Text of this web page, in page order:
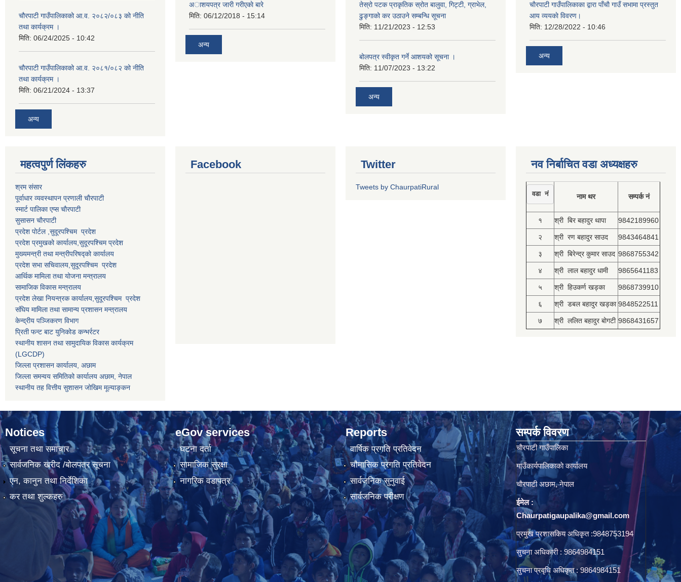
चौरपाटी गाउँपालिकाको आ.व. २०८२/०८३ को नीति
तथा कार्यक्रम ।
मिति: 06/24/2025 - 10:42
चौरपाटी गाउँपालिकाको आ.व. २०८१/०८२ को नीति
तथा कार्यक्रम ।
मिति: 06/21/2024 - 13:37
अन्य
अाशयपत्र जारी गरीएकाे बारे
मिति: 06/12/2018 - 15:14
अन्य
तेस्रो पटक प्राकृतिक स्रोत बालुवा, गिट्टी, ग्राभेल,
ढुङ्गाको कर उठाउने सम्बन्धि सूचना
मिति: 11/21/2023 - 12:53
बोलपत्र स्वीकृत गर्ने आशयको सूचना ।
मिति: 11/07/2023 - 13:22
अन्य
चाैरपाटी गाउँपालिकाका द्वारा पाँचाै गाउँ सभामा प्रस्तुत
आय व्ययकाे विवरण।
मिति: 12/28/2022 - 10:46
अन्य
महत्वपुर्ण लि‌ंकहरु
श्रम संसार
पूर्वाधार व्यवस्थापन प्रणाली चाैरपाटी
स्मार्ट पालिका एप्स चाैरपाटी
सुसासन चाैरपाटी
प्रदेश पोर्टल ,सुदूरपश्चिम प्रदेश
प्रदेश प्रमुखको कार्यालय, सुदूरपश्चिमप्रदेश
मुख्यमन्त्री तथा मन्त्रीपरिषद्को कार्यालय
प्रदेश सभा सचिवालय, सुदूरपश्चिम प्रदेश
आर्थिक मामिला तथा योजना मन्त्रालय
सामाजिक विकास मन्त्रालय
प्रदेश लेखा नियन्त्रक कार्यालय, सुदूरपश्चिम प्रदेश
संघिय मामिला तथा सामान्य प्रशासन मन्त्रालय
केन्द्रीय पञ्जिकरण विभाग
प्रिती फन्ट बाट युनिकोड कन्भर्रटर
स्थानीय शासन तथा सामुदायिक विकास कार्यक्रम
(LGCDP)
जिल्ला प्रशासन कार्यालय, अछाम
जिल्ला समन्वय समितिको कार्यालय अछाम, नेपाल
स्थानीय तह वित्तीय सुशासन जोखिम मूल्याङ्कन
Facebook Twitter
Tweets by ChaurpatiRural
नव निर्बाचित वडा अध्यक्षहरु
वडा नं नाम थर सम्पर्क नं
१ श्री बिर बहादुर थापा 9842189960
२ श्री रण बहादुर साउद 9843464841
३ श्री बिरेन्द्र कुमार साउद 9868755342
४ श्री लाल बहादुर धामी 9865641183
५ श्री हिउकर्ण खड्का 9868739910
६ श्री डबल बहादुर खड्का 9848522511
७ श्री ललित बहादुर बोगटी 9868431657
Notices
सूचना तथा समाचार
सार्वजनिक खरीद /बोलपत्र सूचना
एन, कानुन तथा निर्देशिका
कर तथा शुल्कहरु
eGov services
घटना दर्ता
सामाजिक सुरक्षा
नागरिक वडापत्र
Reports
वार्षिक प्रगति प्रतिवेदन
चौमासिक प्रगति प्रतिवेदन
सार्वजनिक सुनुवाई
सार्वजनिक परीक्षण
सम्पर्क विवरण
चाैरपाटी गाउँपालिका
गाउँकार्यपालिकाकाे कार्यालय
चाैरपाटी अछाम, नेपाल
ईमेल :
Chaurpatigaupalika@gmail.com
प्रमुख प्रशासकिय अधिकृत :9848753194
सुचना अधिकारी : 9864984151
सुचना प्रवृधि अधिकृत : 9864984151